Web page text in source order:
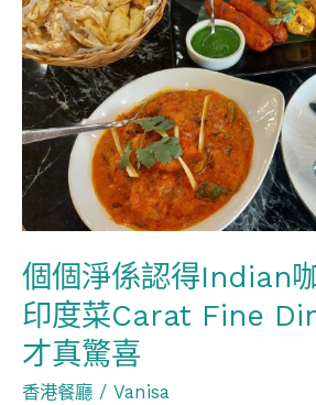
個個淨係認得Indian
印度菜Carat Fine
才真驚喜
香港餐廳 / Vanisa
係
認
得
Indian
咖
喱？
印
度
菜
Carat